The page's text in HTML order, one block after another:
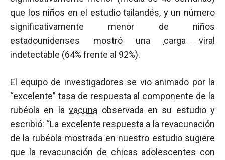
que los niños en el estudio tailandés, y un número
significativamente menor de niños
estadounidenses mostró una carga viral
indetectable (64% frente al 92%).
El equipo de investigadores se vio animado por la
“excelente” tasa de respuesta al componente de la
rubéola en lavacuna observada en su estudio y
escribió: “La excelente respuesta a la revacunación
de la rubéola mostrada en nuestro estudio sugiere
que la revacunación de chicas adolescentes con